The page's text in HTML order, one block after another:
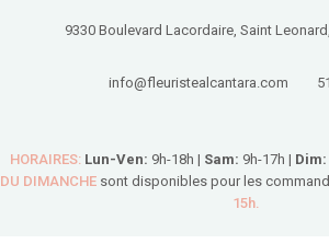
9330 Boulevard Lacordaire, Saint
info@fleuristealcantara.com
HORAIRES: Lun-Ven: 9h-18h | Sam: 9h-17h | Dim:
DU DIMANCHE sont disponibles pour les
15h.